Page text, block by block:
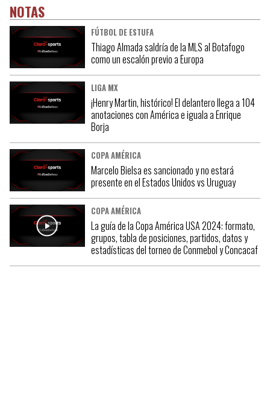
NOTAS
FÚTBOL DE ESTUFA
Thiago Almada saldría de la MLS al Botafogo
como un escalón previo a Europa
LIGA MX
¡Henry Martin, histórico! El delantero llega a 104
anotaciones con América e iguala a Enrique
Borja
COPA AMÉRICA
Marcelo Bielsa es sancionado y no estará
presente en el Estados Unidos vs Uruguay
COPA AMÉRICA
La guía de la Copa América USA 2024: formato,
grupos, tabla de posiciones, partidos, datos y
estadísticas del torneo de Conmebol y Concacaf